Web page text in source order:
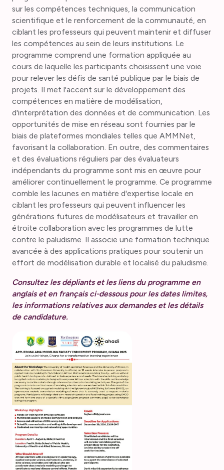
sur les compétences techniques, la communication
scientifique et le renforcement de la communauté, en
ciblant les professeurs qui peuvent maintenir et diffuser
les compétences au sein de leurs institutions. Le
programme comprend une formation appliquée au
cours de laquelle les participants choisissent une voie
pour relever les défis de santé publique par le biais de
projets. Il met l'accent sur le développement des
compétences en matière de modélisation,
d'interprétation des données et de communication. Les
opportunités de mise en réseau sont fournies par le
biais de plateformes mondiales telles que AMMNet,
favorisant la collaboration. En outre, des commentaires
et des évaluations réguliers par des évaluateurs
indépendants du programme sont mis en œuvre pour
améliorer continuellement le programme. Ce programme
comble les lacunes en matière d'expertise locale en
ciblant les professeurs qui peuvent influencer les
générations futures de modélisateurs et travailler en
étroite collaboration avec les programmes de lutte
contre le paludisme. Il associe une formation technique
avancée à des applications pratiques pour soutenir un
effort de modélisation durable et localisé du paludisme.
Consultez les dépliants et les liens du programme en
anglais et en français ci-dessous pour les dates limites,
les informations relatives aux demandes et les détails
de candidature.